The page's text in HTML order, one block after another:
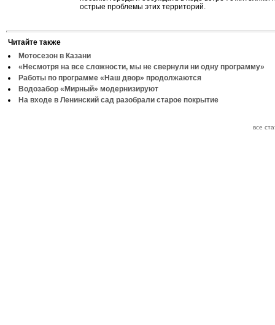
острые проблемы этих территорий.
Читайте также
Мотосезон в Казани
«Несмотря на все сложности, мы не свернули ни одну программу»
Работы по программе «Наш двор» продолжаются
Водозабор «Мирный» модернизируют
На входе в Ленинский сад разобрали старое покрытие
все